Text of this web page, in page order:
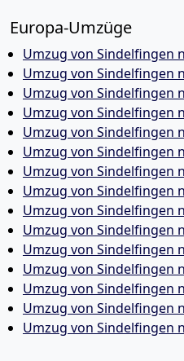
Europa-Umzüge
Umzug von Sindelfingen
Umzug von Sindelfingen
Umzug von Sindelfingen
Umzug von Sindelfingen
Umzug von Sindelfingen
Umzug von Sindelfingen
Umzug von Sindelfingen
Umzug von Sindelfingen
Umzug von Sindelfingen
Umzug von Sindelfingen
Umzug von Sindelfingen
Umzug von Sindelfingen
Umzug von Sindelfingen
Umzug von Sindelfingen
Umzug von Sindelfingen